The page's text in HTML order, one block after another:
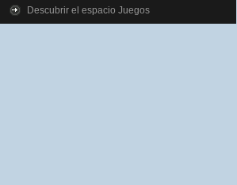
Descubrir el espacio Juegos